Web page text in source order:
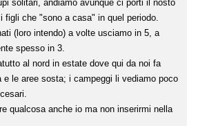
solitari, andiamo avunque ci porti il nosto
figli che "sono a casa" in quel periodo.
(loro intendo) a volte usciamo in 5, a
spesso in 3.
al nord in estate dove qui da noi fa
e le aree sosta; i campeggi li vediamo poco
qualcosa anche io ma non inserirmi nella